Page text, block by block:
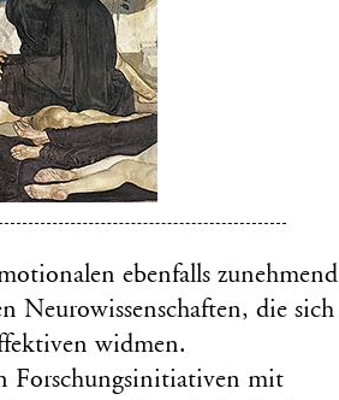
ebenfalls zunehmend
Neurowissenschaften, die sich
widmen.
Forschungsinitiativen mit